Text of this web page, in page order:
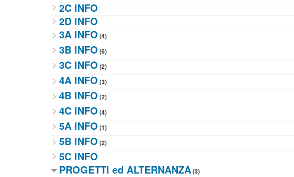
2C INFO
2D INFO
3A INFO (4)
3B INFO (6)
3C INFO (2)
4A INFO (3)
4B INFO (2)
4C INFO (4)
5A INFO (1)
5B INFO (2)
5C INFO
PROGETTI ed ALTERNANZA(3)